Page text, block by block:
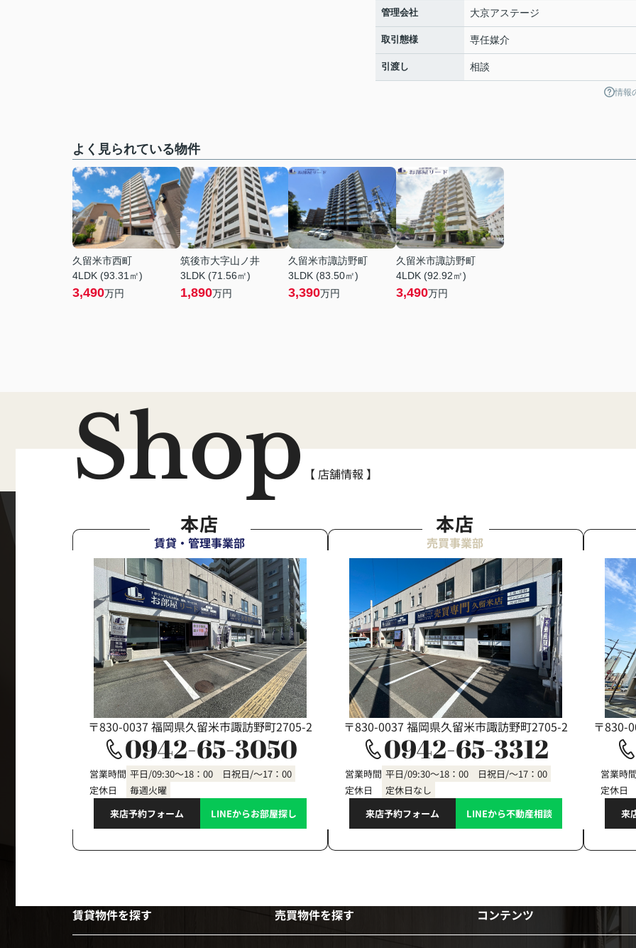
管理会社 大京アステージ
取引態様 専任媒介
引渡し 相談
情報
よく見られている物件
久留米市西町
4LDK (93.31㎡)
3,490万円
筑後市大字山ノ井
3LDK (71.56㎡)
1,890万円
久留米市諏訪野町
3LDK (83.50㎡)
3,390万円
久留米市諏訪野町
4LDK (92.92㎡)
3,490万円
Shop 【 店舗情報 】
本店
賃貸・管理事業部
〒830-0037 福岡県久留米市諏訪野町2705-2
0942-65-3050
営業時間 平日/09:30～18：00 日祝日/～17：00
定休日
毎週火曜
来店予約フォーム
LINEからお部屋探し
本店
売買事業部
〒830-0037 福岡県久留米市諏訪野町2705-2
0942-65-3312
営業時間 平日/09:30～18：00 日祝日/～17：00
定休日
定休日なし
来店予約フォーム
LINEから不動産相談
〒830-
営業時
定休日
来
賃貸物件を探す 売買物件を探す コンテンツ